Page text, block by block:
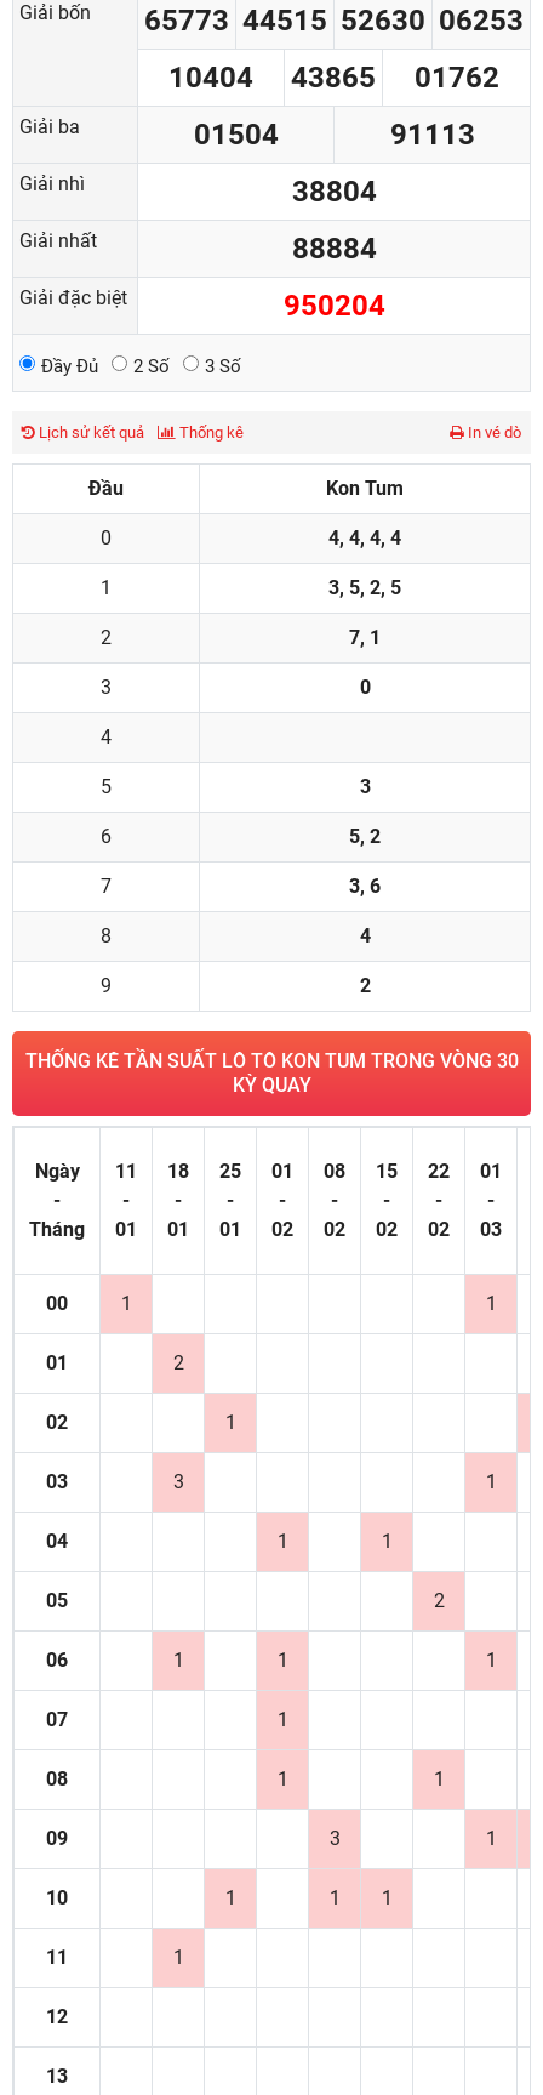
Giải bốn 65773 44515 52630 06253
10404
43865 01762
Giải ba 01504 91113
Giải nhì 38804
Giải nhất 88884
Giải đặc biệt 950204
Đầy Đủ 2 Số 3 Số
Lịch sử kết quả Thống kê In vé dò
Đầu Kon Tum
0 4, 4, 4, 4
1 3, 5, 2, 5
2 7, 1
3 0
4
5 3
6 5, 2
7 3, 6
8 4
9 2
THỐNG KÊ TẦN SUẤT LÔ TÔ KON TUM TRONG VÒNG 30
KỲ QUAY
Ngày
-
Tháng
11
-
01
18
-
01
25
-
01
01
-
02
08
-
02
15
-
02
22
-
02
01
-
03
00 1 1
01 2
02 1
03 3 1
04 1 1
05 2
06 1 1 1
07 1
08 1 1
09 3 1
10 1 1 1
11 1
12
13